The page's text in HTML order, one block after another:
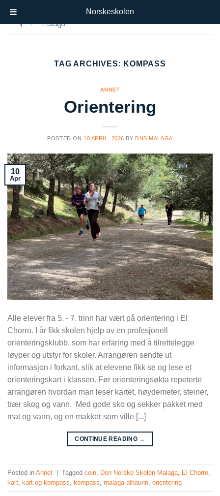
TAG ARCHIVES: KOMPASS
ANNET
Orientering
POSTED ON 10 APRIL, 2026 BY DNS MALAGA
10
Apr
Alle elever fra 5. - 7. trinn har vært på orientering i El
Chorro. I år fikk skolen hjelp av en profesjonell
orienteringsklubb, som har erfaring med å tilrettelegge
løyper og utstyr for skoler. Arrangøren sendte ut
informasjon i forkant, slik at elevene fikk se og lese et
orienteringskart i klassen. Før orienteringsøkta repeterte
arrangøren hvordan man leser kartet, høydemeter, steiner,
trær skog og vann. Med gode sko og sekker pakket med
mat og vann, og en makker som ville [...]
CONTINUE READING →
Posted in Annet | Tagged coin Den Norske Skolen Malaga El Chorro
kart kart og kompass kompass malaga alhaurin orientering
Norskeskolen